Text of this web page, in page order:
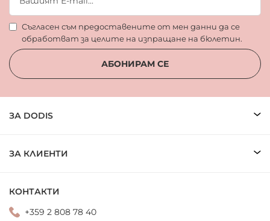
Съгласен съм предоставените от мен данни да се
обработват за целите на изпращане на бюлетин.
АБОНИРАМ СЕ
ЗА DODIS
ЗА КЛИЕНТИ
КОНТАКТИ
+359 2 808 78 40